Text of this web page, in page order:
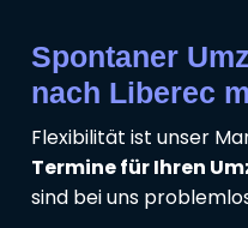
Spontaner
nach Liberec
Flexibilität ist unser
Termine für Ihren
sind bei uns